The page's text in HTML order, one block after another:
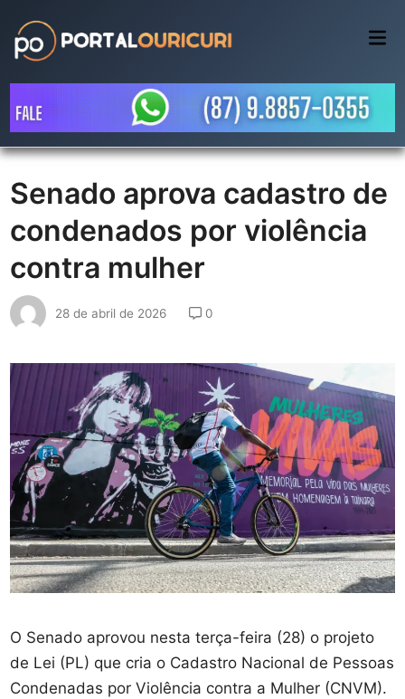
content
Senado aprova cadastro de
condenados por violência
contra mulher
28 de abril de 2026 0
O Senado aprovou nesta terça-feira (28) o projeto
de Lei (PL) que cria o Cadastro Nacional de Pessoas
Condenadas por Violência contra a Mulher (CNVM).